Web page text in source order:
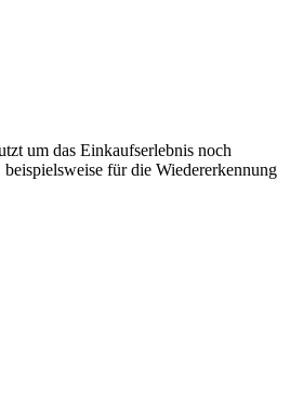
um das Einkaufserlebnis noch
beispielsweise für die Wiedererkennung